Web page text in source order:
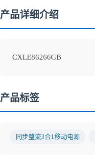
产品详细介绍
CXLE86266GB
产品标签
同步整流3合1移动电源